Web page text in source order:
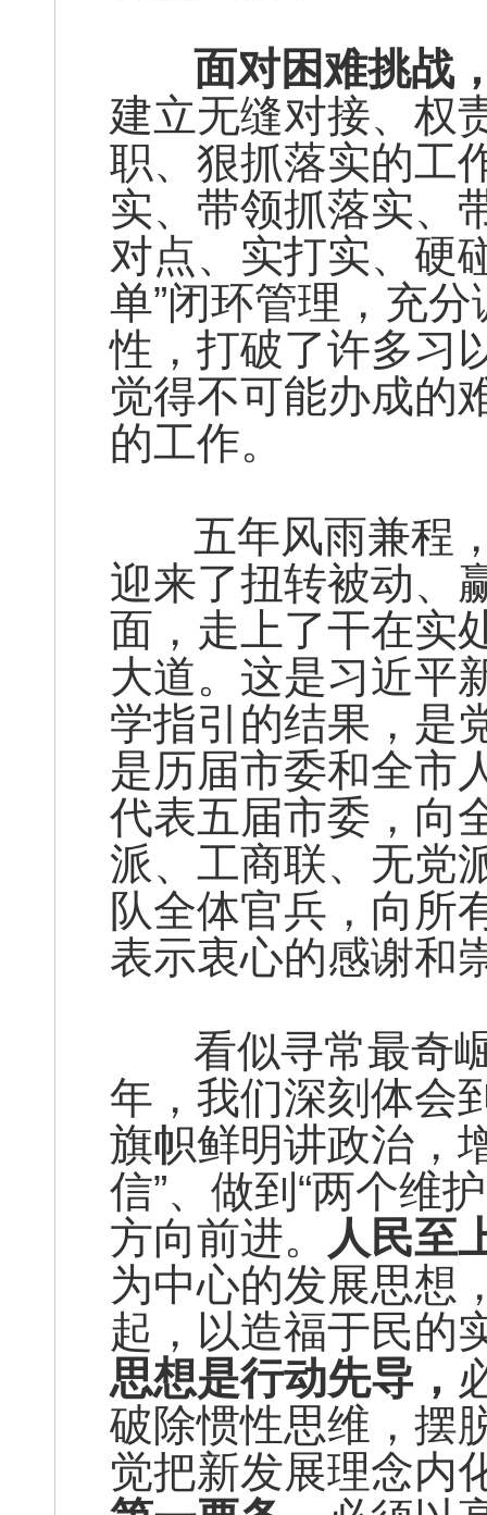
面对困难挑战，
建立无缝对接、权
职、狠抓落实的工
实、带领抓落实、
对点、实打实、硬
单”闭环管理，充
性，打破了许多习
觉得不可能办成的
的工作。
五年风雨兼程，
迎来了扭转被动、
面，走上了干在实
大道。这是习近平
学指引的结果，是
是历届市委和全市
代表五届市委，向
派、工商联、无党
队全体官兵，向所
表示衷心的感谢和
看似寻常最奇崛
年，我们深刻体会
旗帜鲜明讲政治，
信”、做到“两个维
方向前进。
人民至
为中心的发展思想
起，以造福于民的
思想是行动先导，
破除惯性思维，摆
觉把新发展理念内